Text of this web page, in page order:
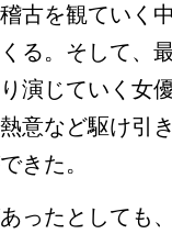
古を観ていく
る。そして、
演じていく女
意など駆け引
きた。
ったとしても